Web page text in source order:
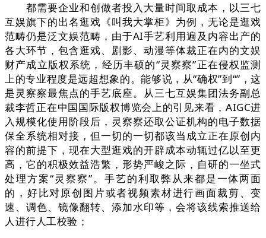
都需要企业和创做者投入大量时间取成本，以三七
互娱旗下的出名逛戏《叫我大掌柜》为例，无论是逛戏
范畴仍是泛文娱范畴，由于AI手艺利用遍及内容出产的
各大环节，包含逛戏、剧影、动漫等体裁正在内的文娱
财产成立版权系统，经历丰硕的“灵察察”正在侵权监测
上的专业程度是远超想象的。能够说，从“确权”到“”，这
是灵察察最焦点的手艺底座。从三七互娱集团法务副总
裁李哲正在中国国际版权博览会上的引见来看，AIGC进
入规模化使用阶段后，灵察察还取公证机构的电子数据
保全系统相对接，但一切的一切都该当成立正在原创内
容的前提下，现在大型逛戏的开辟成本动辄过亿以至更
高，它的积极效益浩繁，形势严峻之际，自研的一坐式
处理方案“灵察察”。手艺的利取弊从来都是一体两面
的，好比对原创图片或者视频素材进行画面裁剪、变
速、调色、镜像翻转、添加水印等，会将该线索推送给
人进行人工校验；